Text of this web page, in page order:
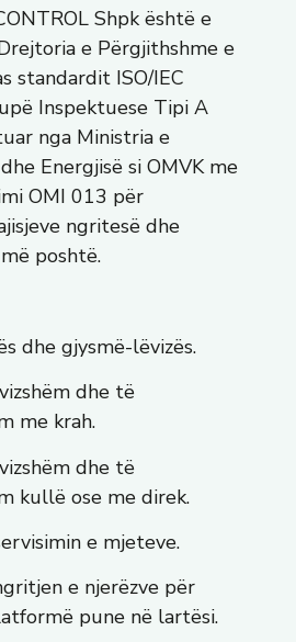
Shpk është e
e Përgjithshme e
standardit ISO/IEC
Inspektuese Tipi A
nga Ministria e
Energjisë si OMVK me
OMI 013 për
ngritesë dhe
poshtë.
dhe gjysmë-lëvizës.
dhe të
me krah.
dhe të
kullë ose me direk.
e mjeteve.
e njerëzve për
pune në lartësi.